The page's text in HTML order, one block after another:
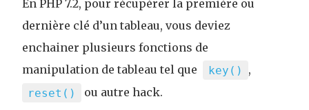
En PHP 7.2, pour récupérer la première ou
dernière clé d’un tableau, vous deviez
enchainer plusieurs fonctions de
manipulation de tableau tel que
key() ,
reset() ou autre hack.